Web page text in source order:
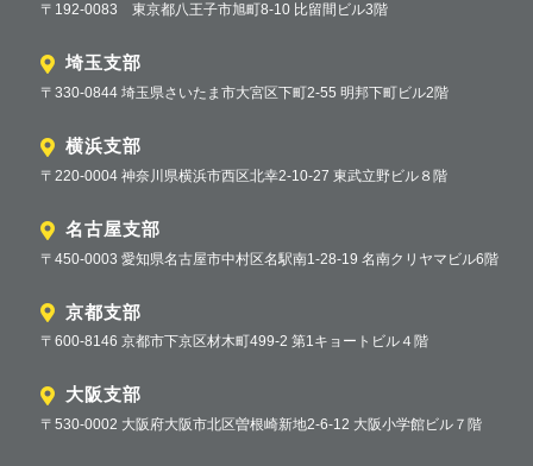
〒192-0083 東京都八王子市旭町8-10 比留間ビル3階
埼玉支部
〒330-0844 埼玉県さいたま市大宮区下町2-55 明邦下町ビル2階
横浜支部
〒220-0004 神奈川県横浜市西区北幸2-10-27 東武立野ビル８階
名古屋支部
〒450-0003 愛知県名古屋市中村区名駅南1-28-19 名南クリヤマビル6階
京都支部
〒600-8146 京都市下京区材木町499-2 第1キョートビル４階
大阪支部
〒530-0002 大阪府大阪市北区曽根崎新地2-6-12 大阪小学館ビル７階